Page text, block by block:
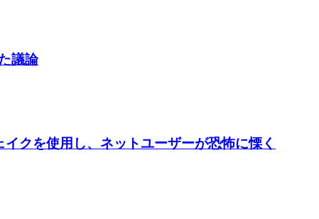
議論
クを使用し、ネットユーザーが恐怖に慄く